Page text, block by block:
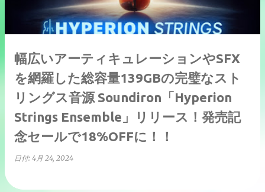
幅広いアーティキュレーションやSFX
を網羅した総容量139GBの完璧なスト
リングス音源 Soundiron「Hyperion
Strings Ensemble」リリース！発売記
念セールで18%OFFに！！
日付: 4月 24, 2024